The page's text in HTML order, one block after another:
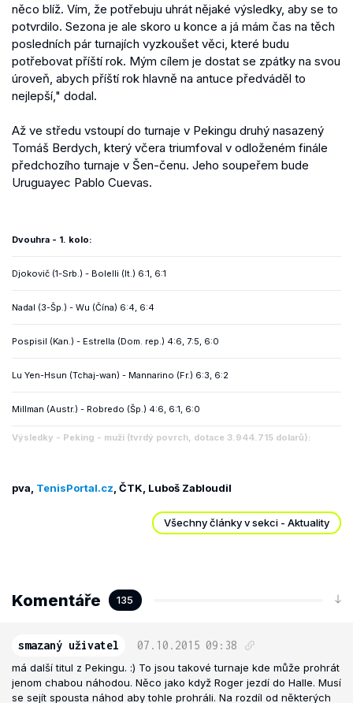
něco blíž. Vím, že potřebuju uhrát nějaké výsledky, aby se to
potvrdilo. Sezona je ale skoro u konce a já mám čas na těch
posledních pár turnajích vyzkoušet věci, které budu
potřebovat příští rok. Mým cílem je dostat se zpátky na svou
úroveň, abych příští rok hlavně na antuce předváděl to
nejlepší," dodal.
Až ve středu vstoupí do turnaje v Pekingu druhý nasazený
Tomáš Berdych, který včera triumfoval v odloženém finále
předchozího turnaje v Šen-čenu. Jeho soupeřem bude
Uruguayec Pablo Cuevas.
Výsledky - Peking - muži (tvrdý povrch, dotace 3.944.715 dolarů):
Dvouhra - 1. kolo:
Djokovič (1-Srb.) - Bolelli (It.) 6:1, 6:1
Nadal (3-Šp.) - Wu (Čína) 6:4, 6:4
Pospisil (Kan.) - Estrella (Dom. rep.) 4:6, 7:5, 6:0
Lu Yen-Hsun (Tchaj-wan) - Mannarino (Fr.) 6:3, 6:2
Millman (Austr.) - Robredo (Šp.) 4:6, 6:1, 6:0
pva, TenisPortal.cz , ČTK, Luboš Zabloudil
Všechny články v sekci - Aktuality
Komentáře 135
smazaný uživatel 07.10.2015 09:38
má další titul z Pekingu. :) To jsou takové turnaje kde může prohrát
jenom chabou náhodou. Něco jako když Roger jezdí do Halle. Musí
se sejít spousta náhod aby tohle prohráli. Na rozdíl od některých